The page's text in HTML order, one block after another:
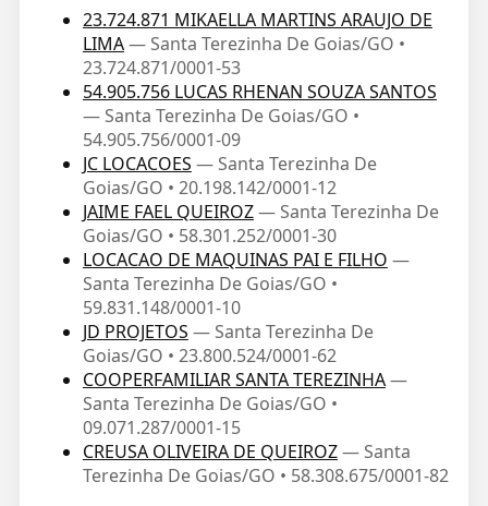
23.724.871 MIKAELLA MARTINS ARAUJO DE
LIMA— Santa Terezinha De Goias/GO •
23.724.871/0001-53
54.905.756 LUCAS RHENAN SOUZA SANTOS
— Santa Terezinha De Goias/GO •
54.905.756/0001-09
JC LOCACOES — Santa Terezinha De
Goias/GO • 20.198.142/0001-12
JAIME FAEL QUEIROZ— Santa Terezinha De
Goias/GO • 58.301.252/0001-30
LOCACAO DE MAQUINAS PAI E FILHO —
Santa Terezinha De Goias/GO •
59.831.148/0001-10
JD PROJETOS — Santa Terezinha De
Goias/GO • 23.800.524/0001-62
COOPERFAMILIAR SANTA TEREZINHA—
Santa Terezinha De Goias/GO •
09.071.287/0001-15
CREUSA OLIVEIRA DE QUEIROZ— Santa
Terezinha De Goias/GO • 58.308.675/0001-82